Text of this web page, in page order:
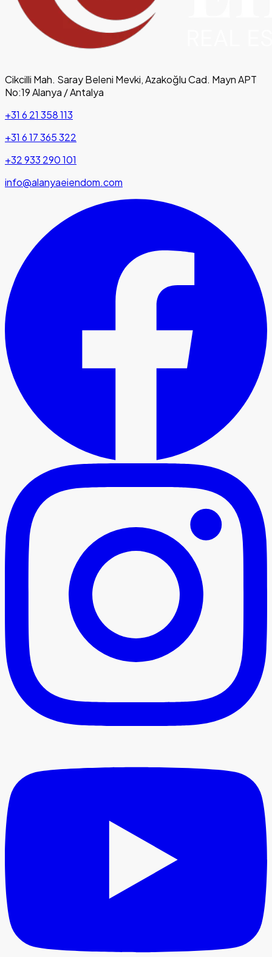
Cikcilli Mah. Saray Beleni Mevki, Azakoğlu Cad. Mayn APT
No:19 Alanya / Antalya
+31 6 21 358 113
+31 6 17 365 322
+32 933 290 101
info@alanyaeiendom.com